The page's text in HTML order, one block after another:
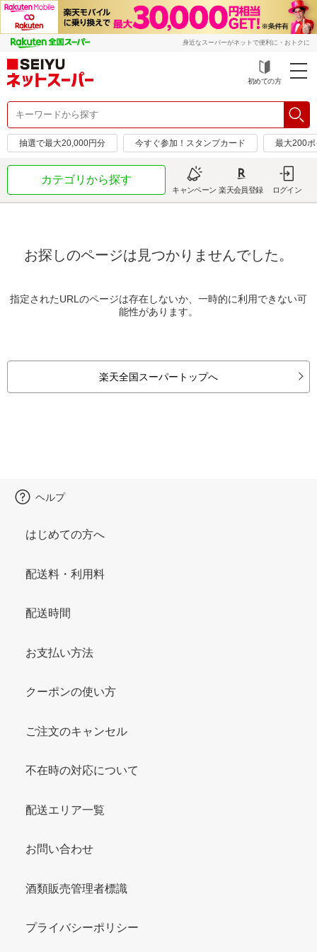
身近なスーパーがネットで便利に・おトクに
初めての方
抽選で最大20,000円分 今すぐ参加！スタンプカード 最大200
カテゴリから探す
キャンペーン 楽天会員登録 ログイン
お探しのページは見つかりませんでした。
指定されたURLのページは存在しないか、一時的に利用できない可
能性があります。
楽天全国スーパートップへ
ヘルプ
はじめての方へ
配送料・利用料
配送時間
お支払い方法
クーポンの使い方
ご注文のキャンセル
不在時の対応について
配送エリア一覧
お問い合わせ
酒類販売管理者標識
プライバシーポリシー